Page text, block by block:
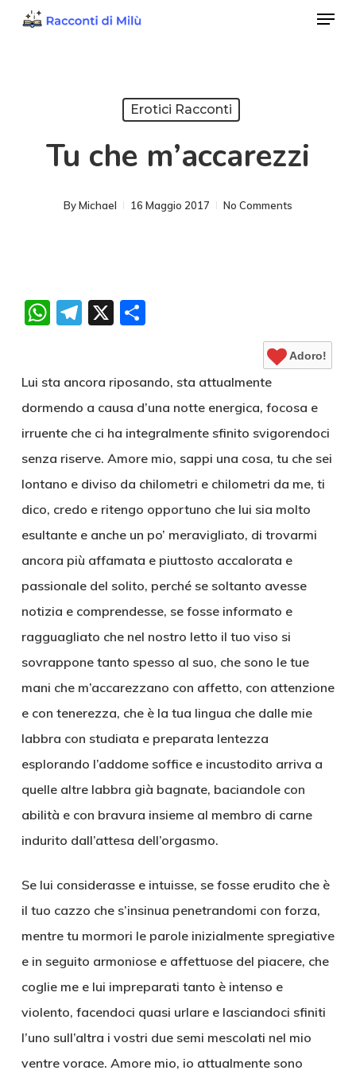
Menu
Erotici Racconti
Tu che m’accarezzi
ByMichael 16 Maggio 2017 No Comments
WhatsApp
Telegram
X Condividi
Adoro!
Lui sta ancora riposando, sta attualmente
dormendo a causa d’una notte energica, focosa e
irruente che ci ha integralmente sfinito svigorendoci
senza riserve. Amore mio, sappi una cosa, tu che sei
lontano e diviso da chilometri e chilometri da me, ti
dico, credo e ritengo opportuno che lui sia molto
esultante e anche un po’ meravigliato, di trovarmi
ancora più affamata e piuttosto accalorata e
passionale del solito, perché se soltanto avesse
notizia e comprendesse, se fosse informato e
ragguagliato che nel nostro letto il tuo viso si
sovrappone tanto spesso al suo, che sono le tue
mani che m’accarezzano con affetto, con attenzione
e con tenerezza, che è la tua lingua che dalle mie
labbra con studiata e preparata lentezza
esplorando l’addome soffice e incustodito arriva a
quelle altre labbra già bagnate, baciandole con
abilità e con bravura insieme al membro di carne
indurito dall’attesa dell’orgasmo.
Se lui considerasse e intuisse, se fosse erudito che è
il tuo cazzo che s’insinua penetrandomi con forza,
mentre tu mormori le parole inizialmente spregiative
e in seguito armoniose e affettuose del piacere, che
coglie me e lui impreparati tanto è intenso e
violento, facendoci quasi urlare e lasciandoci sfiniti
l’uno sull’altra i vostri due semi mescolati nel mio
ventre vorace. Amore mio, io attualmente sono